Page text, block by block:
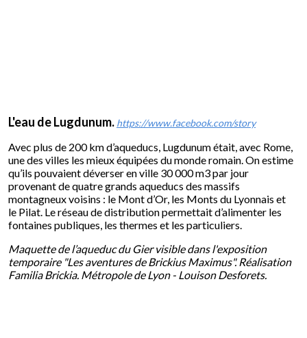
L'eau de Lugdunum. https://www.facebook.com/story
Avec plus de 200 km d’aqueducs, Lugdunum était, avec Rome,
une des villes les mieux équipées du monde romain. On estime
qu’ils pouvaient déverser en ville 30 000 m3 par jour
provenant de quatre grands aqueducs des massifs
montagneux voisins : le Mont d’Or, les Monts du Lyonnais et
le Pilat. Le réseau de distribution permettait d’alimenter les
fontaines publiques, les thermes et les particuliers.
Maquette de l’aqueduc du Gier visible dans l'exposition
temporaire "Les aventures de Brickius Maximus". Réalisation
Familia Brickia. Métropole de Lyon - Louison Desforets.